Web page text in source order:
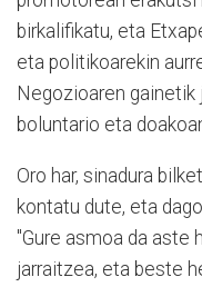
birkalifikatu, eta
eta politikoarekin
Negozioaren gainetik
boluntario eta
Oro har, sinadura
kontatu dute, eta
"Gure asmoa da aste
jarraitzea, eta beste